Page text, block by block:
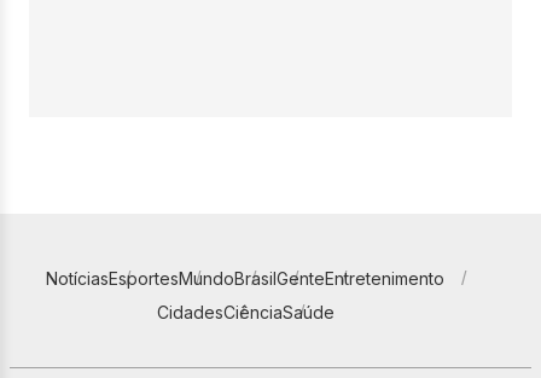
NotíciasEsportesMundoBrasilGenteEntretenimento
CidadesCiênciaSaúde